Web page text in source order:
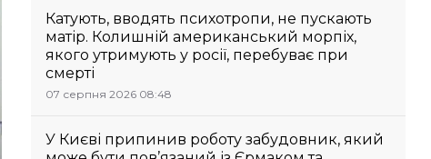
Катують, вводять психотропи, не пускають
матір. Колишній американський морпіх,
якого утримують у росії, перебуває при
смерті
07 серпня 2026 08:48
У Києві припинив роботу забудовник, який